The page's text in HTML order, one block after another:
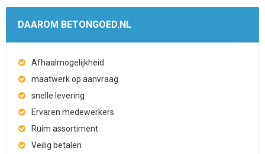
DAAROM BETONGOED.NL
Afhaalmogelijkheid
maatwerk op aanvraag
snelle levering
Ervaren medewerkers
Ruim assortiment
Veilig betalen